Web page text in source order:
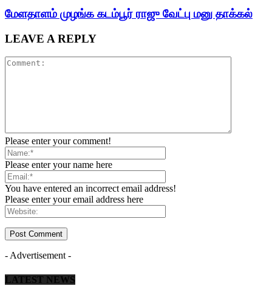
மேளதாளம் முழங்க கடம்பூர் ராஜு வேட்பு மனு தாக்கல்
LEAVE A REPLY
Please enter your comment!
Please enter your name here
You have entered an incorrect email address!
Please enter your email address here
- Advertisement -
LATEST NEWS